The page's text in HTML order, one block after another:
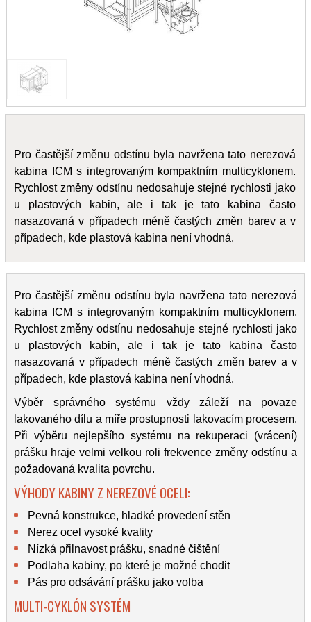
Pro častější změnu odstínu byla navržena tato nerezová
kabina ICM s integrovaným kompaktním multicyklonem.
Rychlost změny odstínu nedosahuje stejné rychlosti jako
u plastových kabin, ale i tak je tato kabina často
nasazovaná v případech méně častých změn barev a v
případech, kde plastová kabina není vhodná.
Pro častější změnu odstínu byla navržena tato nerezová
kabina ICM s integrovaným kompaktním multicyklonem.
Rychlost změny odstínu nedosahuje stejné rychlosti jako
u plastových kabin, ale i tak je tato kabina často
nasazovaná v případech méně častých změn barev a v
případech, kde plastová kabina není vhodná.
Výběr správného systému vždy záleží na povaze
lakovaného dílu a míře prostupnosti lakovacím procesem.
Při výběru nejlepšího systému na rekuperaci (vrácení)
prášku hraje velmi velkou roli frekvence změny odstínu a
požadovaná kvalita povrchu.
VÝHODY KABINY Z NEREZOVÉ OCELI:
Pevná konstrukce, hladké provedení stěn
Nerez ocel vysoké kvality
Nízká přilnavost prášku, snadné čištění
Podlaha kabiny, po které je možné chodit
Pás pro odsávání prášku jako volba
MULTI-CYKLÓN SYSTÉM